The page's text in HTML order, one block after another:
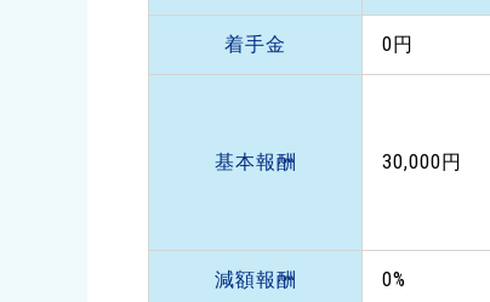
着手金 0円
基本報酬 30,000円
減額報酬 0%